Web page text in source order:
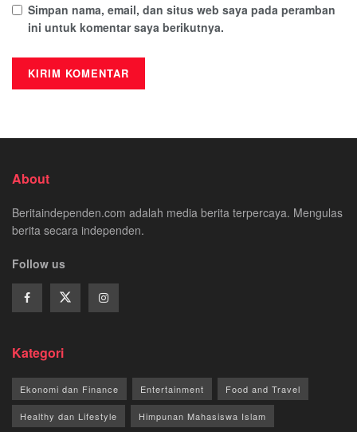
Simpan nama, email, dan situs web saya pada peramban
ini untuk komentar saya berikutnya.
About
Beritaindependen.com adalah media berita terpercaya. Mengulas
berita secara independen.
Follow us
Kategori
Ekonomi dan Finance Entertainment Food and Travel
Healthy dan Lifestyle Himpunan Mahasiswa Islam